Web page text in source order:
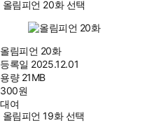
올림피언 20화 선택
올림피언 20화
등록일 2025.12.01
용량 21MB
300원
대여
올림피언 19화 선택